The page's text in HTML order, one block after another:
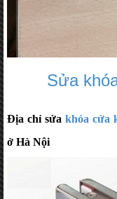
Sửa
Địa chỉ sửa khóa cửa
ở Hà Nội